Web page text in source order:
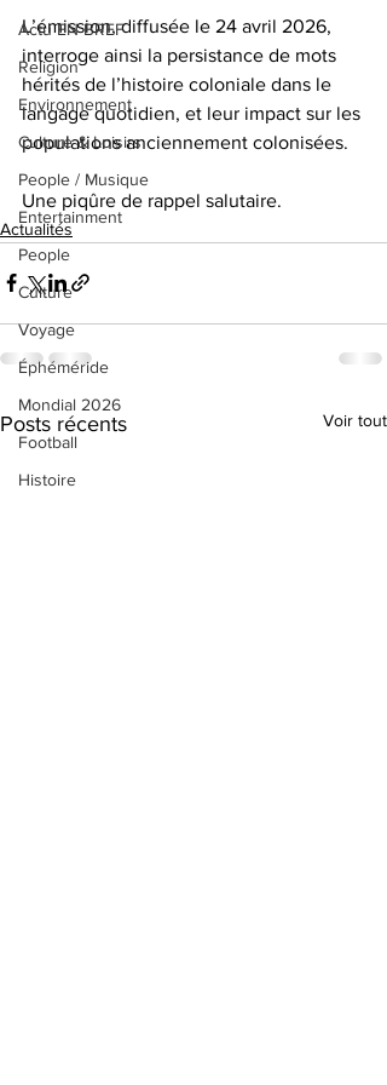
Actu EN BREF
Religion
Environnement
Culture & Loisirs
People / Musique
Entertainment
People
Culture
Voyage
Éphéméride
Mondial 2026
Football
Histoire
L’émission, diffusée le 24 avril 2026,
interroge ainsi la persistance de mots
hérités de l’histoire coloniale dans le
langage quotidien, et leur impact sur les
populations anciennement colonisées.
Une piqûre de rappel salutaire.
Actualités
Posts récents Voir tout